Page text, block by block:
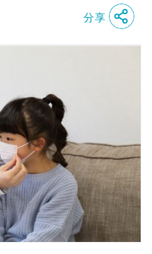
分享